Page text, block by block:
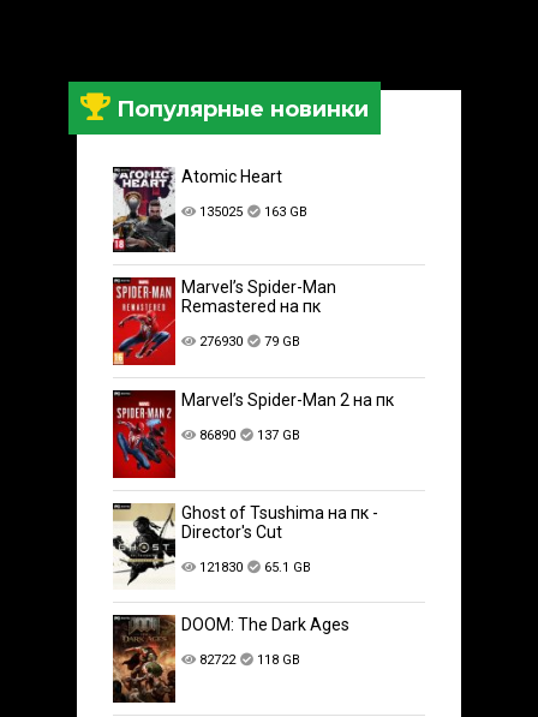
Популярные новинки
Atomic Heart
135025 163 GB
Marvel’s Spider-Man
Remastered на пк
276930 79 GB
Marvel’s Spider-Man 2 на пк
86890 137 GB
Ghost of Tsushima на пк -
Director's Cut
121830 65.1 GB
DOOM: The Dark Ages
82722 118 GB